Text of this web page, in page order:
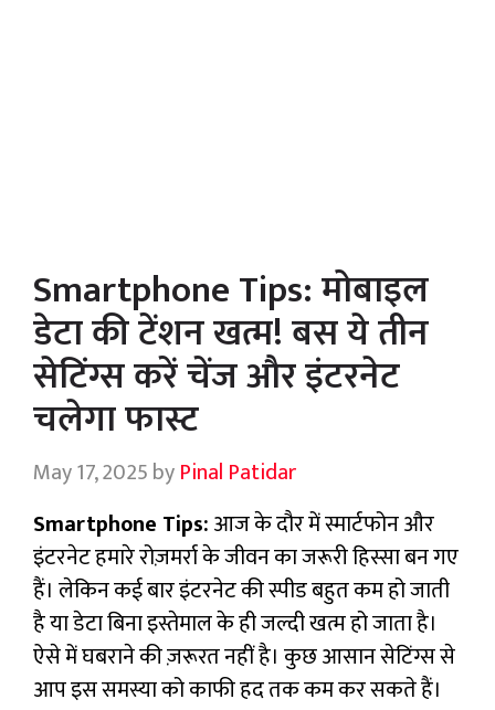
Smartphone Tips: मोबाइल
डेटा की टेंशन खत्म! बस ये तीन
सेटिंग्स करें चेंज और इंटरनेट
चलेगा फास्ट
May 17, 2025byPinal Patidar
Smartphone Tips:आज के दौर में स्मार्टफोन और
इंटरनेट हमारे रोज़मर्रा के जीवन का जरूरी हिस्सा बन गए
हैं। लेकिन कई बार इंटरनेट की स्पीड बहुत कम हो जाती
है या डेटा बिना इस्तेमाल के ही जल्दी खत्म हो जाता है।
ऐसे में घबराने की ज़रूरत नहीं है। कुछ आसान सेटिंग्स से
आप इस समस्या को काफी हद तक कम कर सकते हैं।